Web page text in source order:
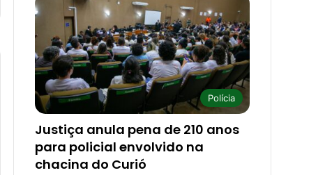
Polícia
Justiça anula pena de 210 anos
para policial envolvido na
chacina do Curió